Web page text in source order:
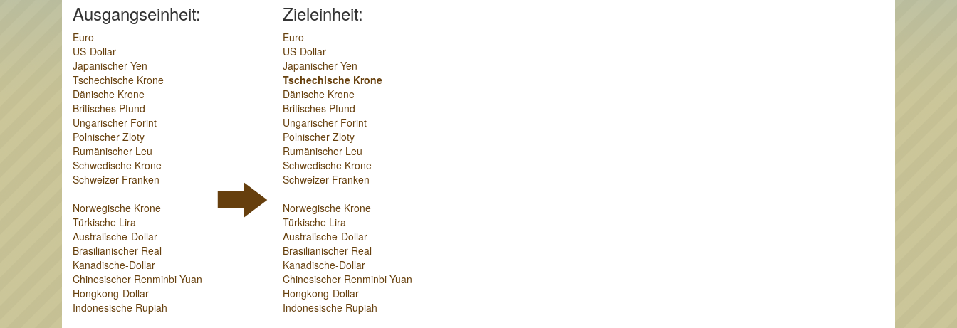
Ausgangseinheit:
Euro
US-Dollar
Japanischer Yen
Tschechische Krone
Dänische Krone
Britisches Pfund
Ungarischer Forint
Polnischer Zloty
Rumänischer Leu
Schwedische Krone
Schweizer Franken
Norwegische Krone
Türkische Lira
Australische-Dollar
Brasilianischer Real
Kanadische-Dollar
Chinesischer Renminbi Yuan
Hongkong-Dollar
Indonesische Rupiah
Zieleinheit:
Euro
US-Dollar
Japanischer Yen
Tschechische Krone
Dänische Krone
Britisches Pfund
Ungarischer Forint
Polnischer Zloty
Rumänischer Leu
Schwedische Krone
Schweizer Franken
Norwegische Krone
Türkische Lira
Australische-Dollar
Brasilianischer Real
Kanadische-Dollar
Chinesischer Renminbi Yuan
Hongkong-Dollar
Indonesische Rupiah